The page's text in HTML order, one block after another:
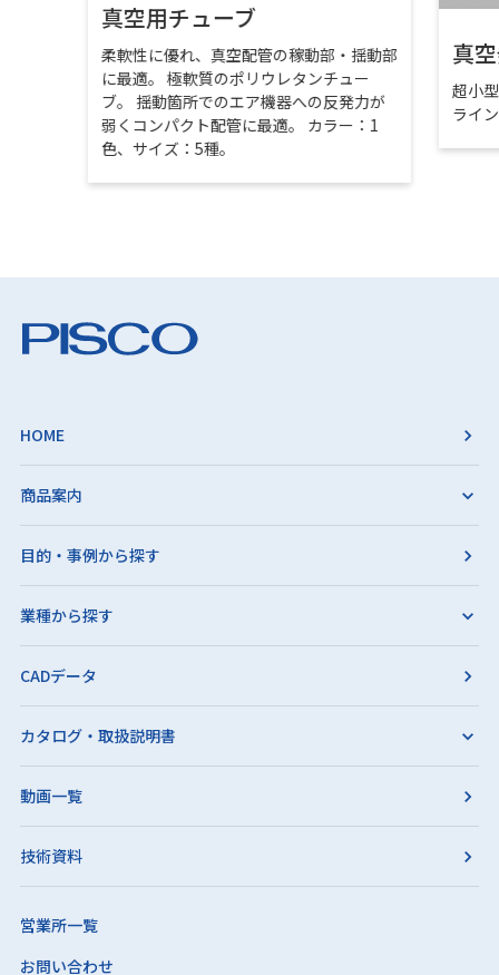
真空用チューブ
柔軟性に優れ、真空配管の稼動部・揺動部
に最適。 極軟質のポリウレタンチュー
ブ。 揺動箇所でのエア機器への反発力が
弱くコンパクト配管に最適。 カラー：1
色、サイズ：5種。
真
超小
ライ
HOME
商品案内
目的・事例から探す
業種から探す
CADデータ
カタログ・取扱説明書
動画一覧
技術資料
営業所一覧
お問い合わせ